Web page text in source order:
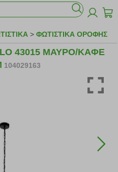
> ΦΩΤΙΣΤΙΚΑ ΟΡΟΦΗΣ
43015 ΜΑΥΡΟ/ΚΑΦΕ
104029163